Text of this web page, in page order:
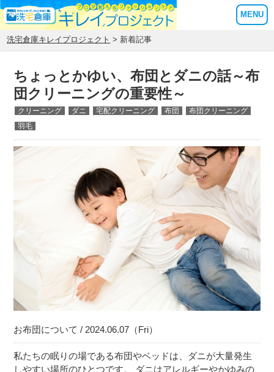
MENU
洗宅倉庫キレイプロジェクト > 新着記事
ちょっとかゆい、布団とダニの話～布
団クリーニングの重要性～
クリーニング ダニ 宅配クリーニング 布団
布団クリーニング
羽毛
お布団について / 2024.06.07（Fri）
私たちの眠りの場である布団やベッドは、ダニが大量発生
しやすい場所のひとつです。 ダニはアレルギーやかゆみの